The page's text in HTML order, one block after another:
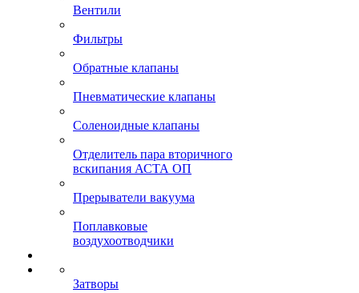
Вентили
Фильтры
Обратные клапаны
Пневматические клапаны
Соленоидные клапаны
Отделитель пара вторичного
вскипания АСТА ОП
Прерыватели вакуума
Поплавковые
воздухоотводчики
Затворы